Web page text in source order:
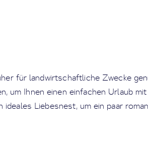
für landwirtschaftliche Zwecke
um Ihnen einen einfachen Urlaub mit
Liebesnest, um ein paar